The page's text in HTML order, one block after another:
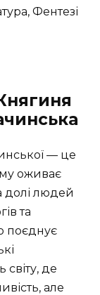
Фентезі
— це
оживає
долі людей
та
поєднує
світу, де
але